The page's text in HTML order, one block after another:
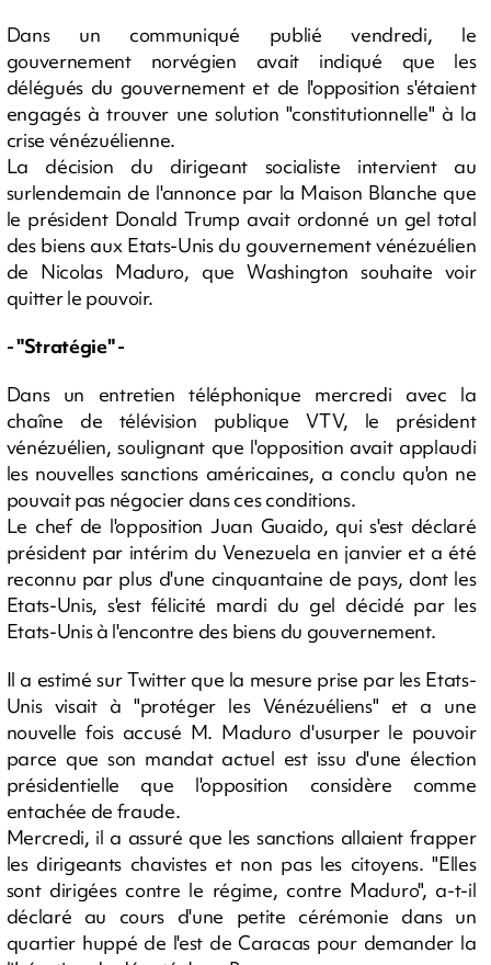
Dans un communiqué publié vendredi, le
gouvernement norvégien avait indiqué que les
délégués du gouvernement et de l'opposition s'étaient
engagés à trouver une solution "constitutionnelle" à la
crise vénézuélienne.
La décision du dirigeant socialiste intervient au
surlendemain de l'annonce par la Maison Blanche que
le président Donald Trump avait ordonné un gel total
des biens aux Etats-Unis du gouvernement vénézuélien
de Nicolas Maduro, que Washington souhaite voir
quitter le pouvoir.
- "Stratégie" -
Dans un entretien téléphonique mercredi avec la
chaîne de télévision publique VTV, le président
vénézuélien, soulignant que l'opposition avait applaudi
les nouvelles sanctions américaines, a conclu qu'on ne
pouvait pas négocier dans ces conditions.
Le chef de l'opposition Juan Guaido, qui s'est déclaré
président par intérim du Venezuela en janvier et a été
reconnu par plus d'une cinquantaine de pays, dont les
Etats-Unis, s'est félicité mardi du gel décidé par les
Etats-Unis à l'encontre des biens du gouvernement.
Il a estimé sur Twitter que la mesure prise par les Etats-
Unis visait à "protéger les Vénézuéliens" et a une
nouvelle fois accusé M. Maduro d'usurper le pouvoir
parce que son mandat actuel est issu d'une élection
présidentielle que l'opposition considère comme
entachée de fraude.
Mercredi, il a assuré que les sanctions allaient frapper
les dirigeants chavistes et non pas les citoyens. "Elles
sont dirigées contre le régime, contre Maduro", a-t-il
déclaré au cours d'une petite cérémonie dans un
quartier huppé de l'est de Caracas pour demander la